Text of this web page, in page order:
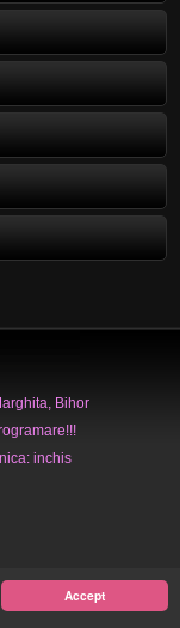
Accept
Bihor
inchis